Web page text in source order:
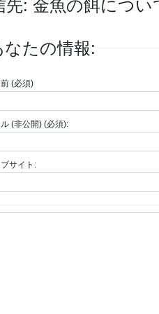
先: 金魚の餌につい
なたの情報:
(必須)
ル (非公開) (必須):
サイト: